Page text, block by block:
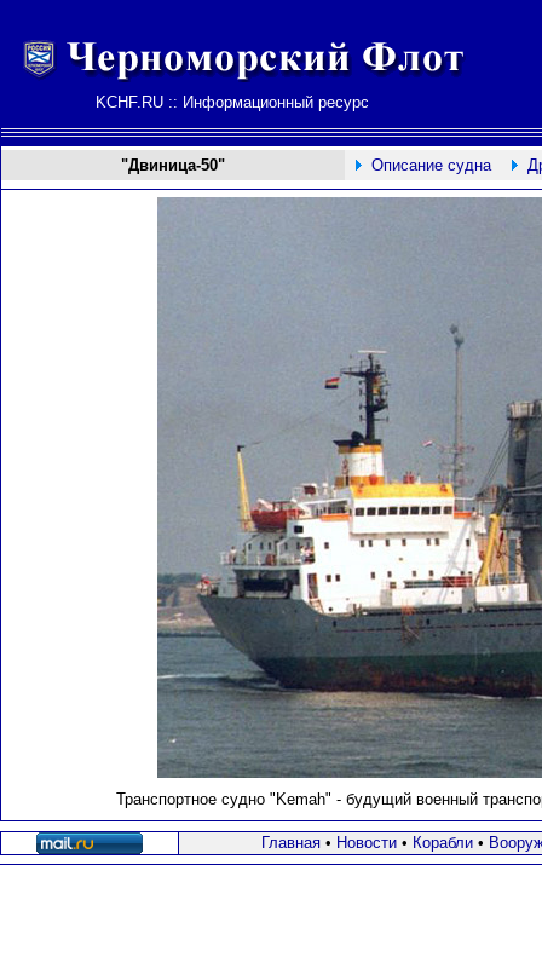
KCHF.RU :: Информационный ресурс
"Двиница-50" Описание судна
Транспортное судно "Kemah" - будущий военный
Главная• Новости• Корабли•